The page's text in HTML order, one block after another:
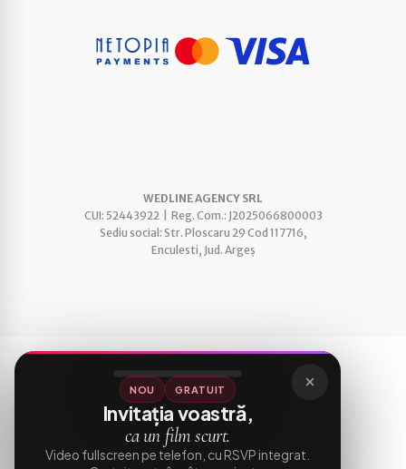
WEDLINE AGENCY SRL
CUI: 52443922 | Reg. Com.: J2025066800003
Sediu social: Str. Ploscaru 29 Cod 117716,
Enculesti, Jud. Argeș
NOU GRATUIT
Invitația voastră,
ca un film scurt.
Video fullscreen pe telefon, cu RSVP integrat.